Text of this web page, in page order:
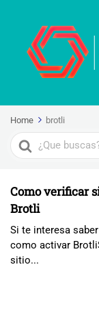
Home brotli
Search
For
Como verificar
Brotli
Si te interesa
como activar
sitio...